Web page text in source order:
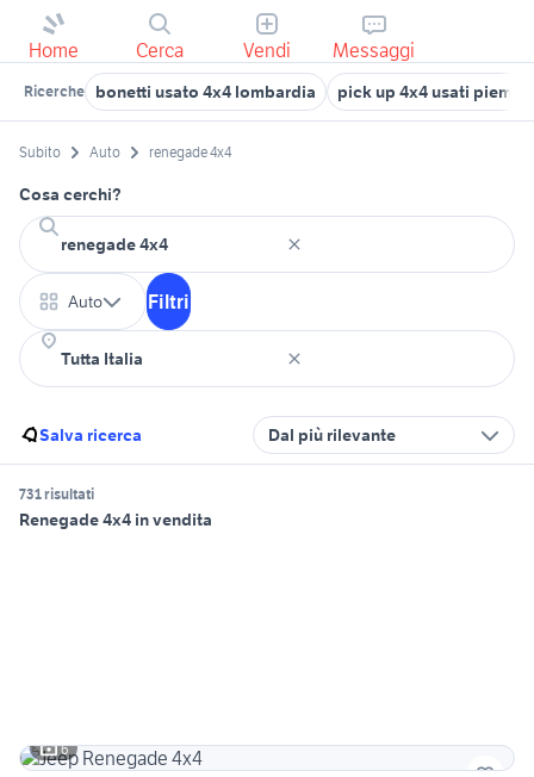
Home Cerca Vendi Messaggi
Ricerche bonetti usato 4x4 lombardia pick up 4x4 usati
Subito Auto renegade 4x4
Cosa cerchi?
Auto Filtri
Salva ricerca Dal più rilevante
731 risultati
Renegade 4x4 in vendita
6